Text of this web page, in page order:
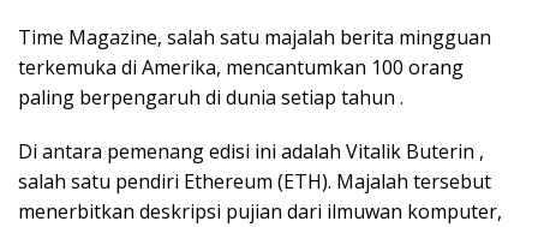
Time Magazine, salah satu majalah berita mingguan
terkemuka di Amerika, mencantumkan 100 orang
paling berpengaruh di dunia setiap tahun .
Di antara pemenang edisi ini adalah Vitalik Buterin ,
salah satu pendiri Ethereum (ETH). Majalah tersebut
menerbitkan deskripsi pujian dari ilmuwan komputer,